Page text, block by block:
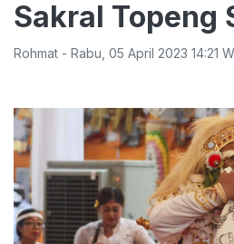
Sakral Topeng
Rohmat - Rabu 05 April 2023 14:21